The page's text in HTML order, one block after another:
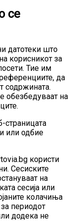
се
датотеки што
корисникот за
Тие им
да
содржината.
обезбедуваат на
страницата
или одбие
користи
Сесиските
на
сесија или
колачиња
периодот
додека не